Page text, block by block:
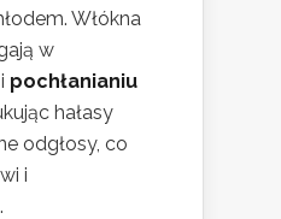
Włókna
w
i pochłanianiu
hałasy
odgłosy, co
i